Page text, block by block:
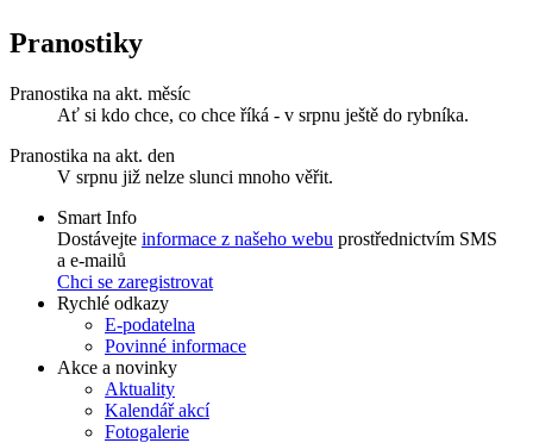
Pranostiky
Pranostika na akt. měsíc
Ať si kdo chce, co chce říká - v srpnu ještě do rybníka.
Pranostika na akt. den
V srpnu již nelze slunci mnoho věřit.
Smart Info
Dostávejte informace z našeho webu prostřednictvím SMS
a e-mailů
Chci se zaregistrovat
Rychlé odkazy
E-podatelna
Povinné informace
Akce a novinky
Aktuality
Kalendář akcí
Fotogalerie